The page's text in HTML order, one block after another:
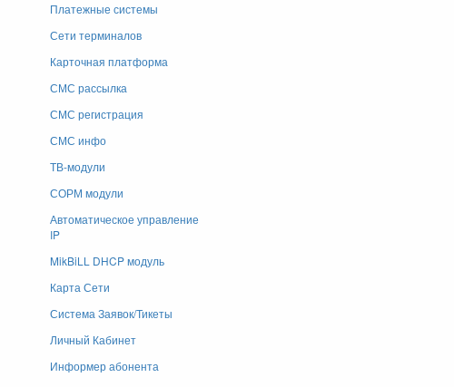
Платежные системы
Сети терминалов
Карточная платформа
СМС рассылка
СМС регистрация
СМС инфо
ТВ-модули
СОРМ модули
Автоматическое управление
IP
MikBiLL DHCP модуль
Карта Сети
Система Заявок/Тикеты
Личный Кабинет
Информер абонента